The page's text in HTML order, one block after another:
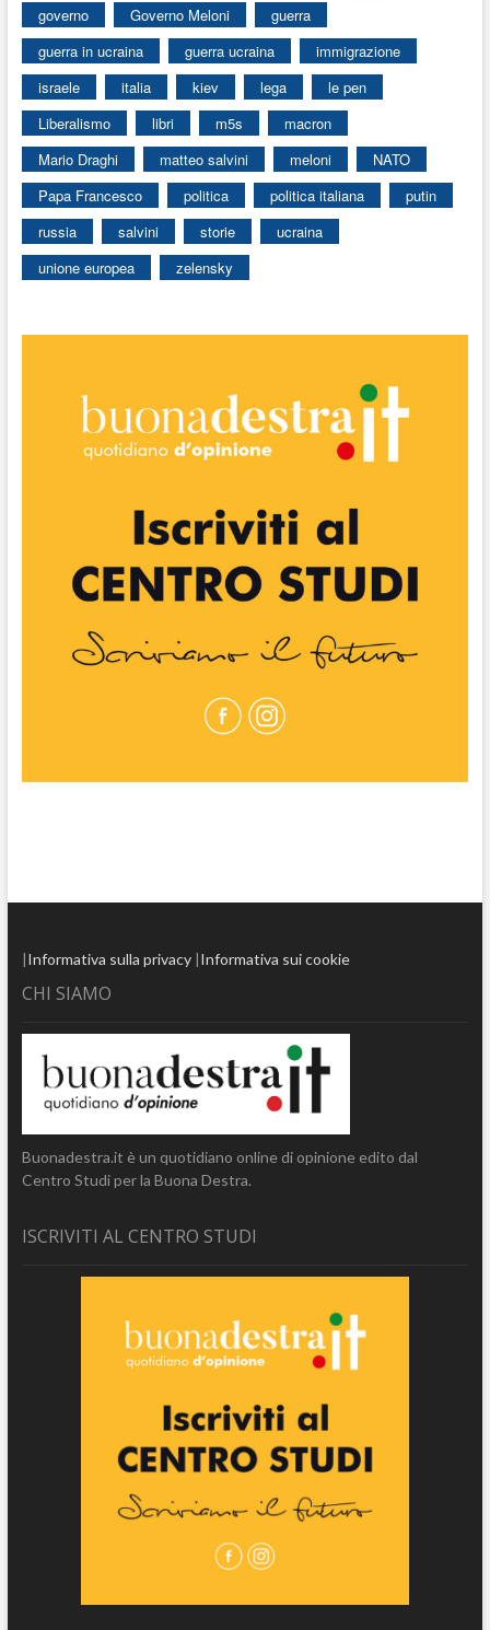
governo
Governo Meloni
guerra
guerra in ucraina
guerra ucraina
immigrazione
israele
italia kiev lega
le pen
Liberalismo
libri m5s
macron
Mario Draghi
matteo salvini meloni
NATO
Papa Francesco
politica politica italiana
putin
russia
salvini storie
ucraina
unione europea
zelensky
|Informativa sulla privacy|Informativa sui cookie
CHI SIAMO
Buonadestra.it è un quotidiano online di opinione edito dal
Centro Studi per la Buona Destra.
ISCRIVITI AL CENTRO STUDI